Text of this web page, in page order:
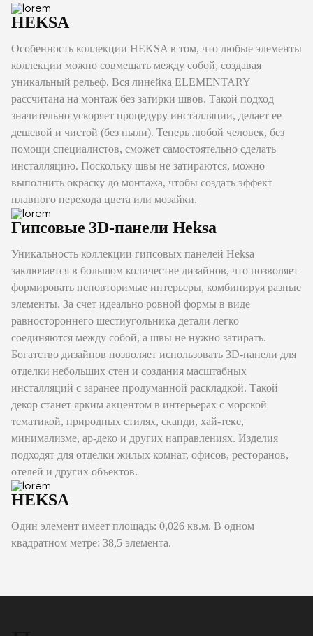
HEKSA
Особенность коллекции HEKSA в том, что любые элементы
коллекции можно совмещать между собой, cоздавая
уникальный рельеф. Вся линейка ELEMENTARY
рассчитана на монтаж без затирки швов. Такой подход
значительно ускоряет процедуру инсталляции, делает ее
дешевой и чистой (без пыли). Теперь любой человек, без
помощи специалистов, сможет самостоятельно сделать
инсталляцию. Поскольку швы не затираются, можно
выполнить окраску до монтажа, чтобы создать эффект
плавного перехода цвета или мозайки.
Гипсовые 3D-панели Heksa
Уникальность коллекции гипсовых панелей Heksa
заключается в большом количестве дизайнов, что позволяет
формировать неповторимые интерьеры, комбинируя разные
элементы. За счет идеально ровной формы в виде
равностороннего шестиугольника детали легко
соединяются между собой, а швы не нужно затирать.
Богатство дизайнов позволяет использовать 3D-панели для
отделки небольших стен и создания масштабных
инсталляций с заранее продуманной раскладкой. Такой
декор станет ярким акцентом в интерьерах с морской
тематикой, природных стилях, сканди, хай-теке,
минимализме, ар-деко и других направлениях. Изделия
подходят для отделки жилых комнат, офисов, ресторанов,
отелей и других объектов.
HEKSA
Один элемент имеет площадь: 0,026 кв.м. В одном
квадратном метре: 38,5 элемента.